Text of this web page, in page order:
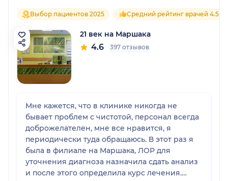
Выбор пациентов 2025 Средний рейтинг врачей 4.5
21 век на Маршака
4.6 397 отзывов
Мне кажется, что в клинике никогда не
бывает проблем с чистотой, персонал всегда
доброжелателен, мне все нравится, я
периодически туда обращаюсь. В этот раз я
была в филиале на Маршака, ЛОР для
уточнения диагноза назначила сдать анализ
и после этого определила курс лечения.